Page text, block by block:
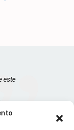
este
del
el